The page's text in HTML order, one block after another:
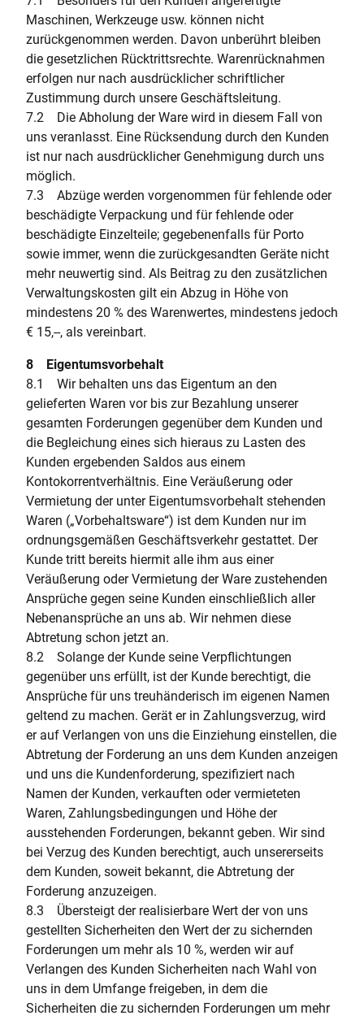
Maschinen, Werkzeuge usw. können nicht
zurückgenommen werden. Davon unberührt bleiben
die gesetzlichen Rücktrittsrechte. Warenrücknahmen
erfolgen nur nach ausdrücklicher schriftlicher
Zustimmung durch unsere Geschäftsleitung.
7.2 Die Abholung der Ware wird in diesem Fall von
uns veranlasst. Eine Rücksendung durch den Kunden
ist nur nach ausdrücklicher Genehmigung durch uns
möglich.
7.3 Abzüge werden vorgenommen für fehlende oder
beschädigte Verpackung und für fehlende oder
beschädigte Einzelteile; gegebenenfalls für Porto
sowie immer, wenn die zurückgesandten Geräte nicht
mehr neuwertig sind. Als Beitrag zu den zusätzlichen
Verwaltungskosten gilt ein Abzug in Höhe von
mindestens 20 % des Warenwertes, mindestens jedoch
€ 15,--, als vereinbart.
8 Eigentumsvorbehalt
8.1 Wir behalten uns das Eigentum an den
gelieferten Waren vor bis zur Bezahlung unserer
gesamten Forderungen gegenüber dem Kunden und
die Begleichung eines sich hieraus zu Lasten des
Kunden ergebenden Saldos aus einem
Kontokorrentverhältnis. Eine Veräußerung oder
Vermietung der unter Eigentumsvorbehalt stehenden
Waren („Vorbehaltsware“) ist dem Kunden nur im
ordnungsgemäßen Geschäftsverkehr gestattet. Der
Kunde tritt bereits hiermit alle ihm aus einer
Veräußerung oder Vermietung der Ware zustehenden
Ansprüche gegen seine Kunden einschließlich aller
Nebenansprüche an uns ab. Wir nehmen diese
Abtretung schon jetzt an.
8.2 Solange der Kunde seine Verpflichtungen
gegenüber uns erfüllt, ist der Kunde berechtigt, die
Ansprüche für uns treuhänderisch im eigenen Namen
geltend zu machen. Gerät er in Zahlungsverzug, wird
er auf Verlangen von uns die Einziehung einstellen, die
Abtretung der Forderung an uns dem Kunden anzeigen
und uns die Kundenforderung, spezifiziert nach
Namen der Kunden, verkauften oder vermieteten
Waren, Zahlungsbedingungen und Höhe der
ausstehenden Forderungen, bekannt geben. Wir sind
bei Verzug des Kunden berechtigt, auch unsererseits
dem Kunden, soweit bekannt, die Abtretung der
Forderung anzuzeigen.
8.3 Übersteigt der realisierbare Wert der von uns
gestellten Sicherheiten den Wert der zu sichernden
Forderungen um mehr als 10 %, werden wir auf
Verlangen des Kunden Sicherheiten nach Wahl von
uns in dem Umfange freigeben, in dem die
Sicherheiten die zu sichernden Forderungen um mehr